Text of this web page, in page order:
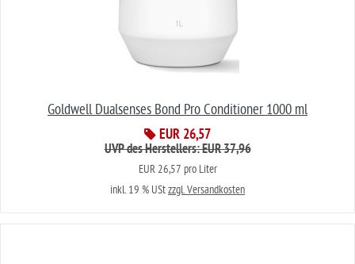
Goldwell Dualsenses Bond Pro Conditioner 1000 ml
EUR 26,57
UVP des Herstellers: EUR 37,96
EUR 26,57 pro Liter
inkl. 19 % UStzzgl. Versandkosten